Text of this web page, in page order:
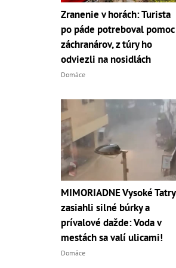
Zranenie v horách: Turista
po páde potreboval pomoc
záchranárov, z túry ho
odviezli na nosidlách
Domáce
MIMORIADNE Vysoké Tatry
zasiahli silné búrky a
prívalové dažde: Voda v
mestách sa valí ulicami!
Domáce